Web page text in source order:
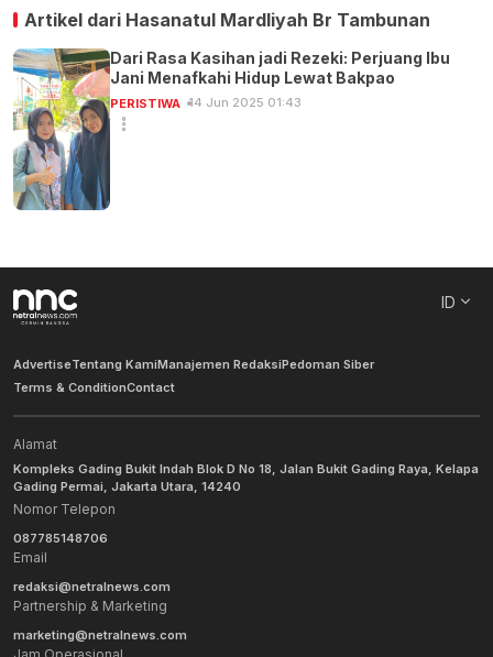
Artikel dari Hasanatul Mardliyah Br Tambunan
Dari Rasa Kasihan jadi Rezeki: Perjuang Ibu
Jani Menafkahi Hidup Lewat Bakpao
PERISTIWA 14 Jun 2025 01:43
ID
AdvertiseTentang KamiManajemen RedaksiPedoman Siber
Terms & ConditionContact
Alamat
Kompleks Gading Bukit Indah Blok D No 18, Jalan Bukit Gading Raya, Kelapa
Gading Permai, Jakarta Utara, 14240
Nomor Telepon
087785148706
Email
redaksi@netralnews.com
Partnership & Marketing
marketing@netralnews.com